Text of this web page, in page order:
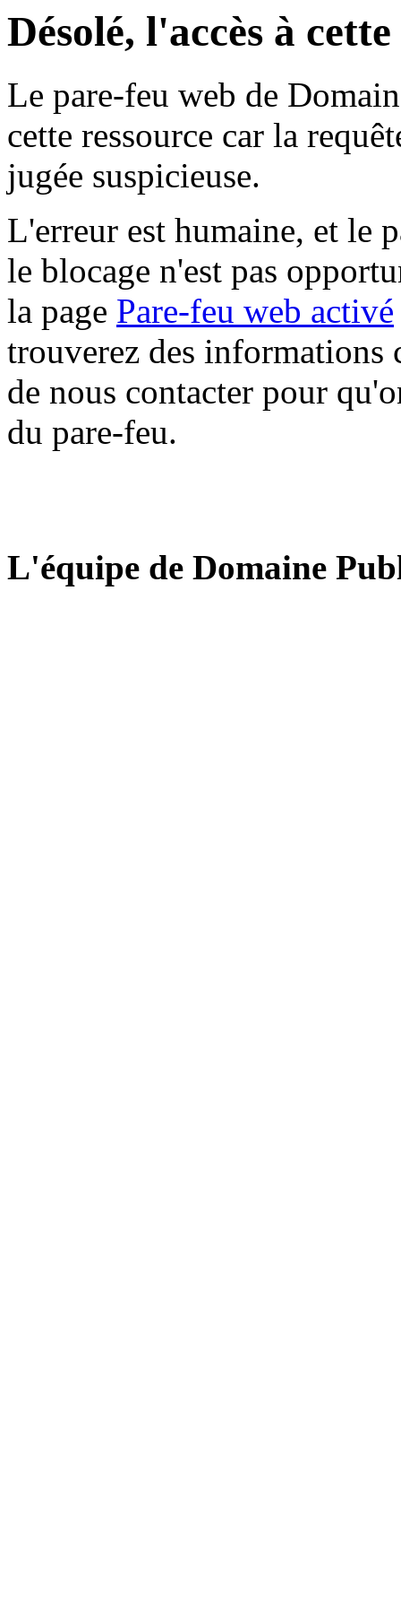
Désolé, l'accès à
Le pare-feu web de
cette ressource car la
jugée suspicieuse.
L'erreur est humaine, et le
le blocage n'est pas
la page Pare-feu web activé
trouverez des informations
de nous contacter pour
du pare-feu.
L'équipe de Domaine